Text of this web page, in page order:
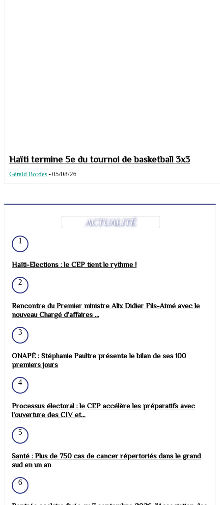
Haïti termine 5e du tournoi de basketball 3x3
Gérald Bordes - 05/08/26
ACTUALITÉ
1
Haïti-Elections : le CEP tient le rythme !
2
Rencontre du Premier ministre Alix Didier Fils-Aimé avec le
nouveau Chargé d’affaires ...
3
ONAPÉ : Stéphanie Paultre présente le bilan de ses 100
premiers jours
4
Processus électoral : le CEP accélère les préparatifs avec
l'ouverture des CIV et...
5
Santé : Plus de 750 cas de cancer répertoriés dans le grand
sud en un an
6